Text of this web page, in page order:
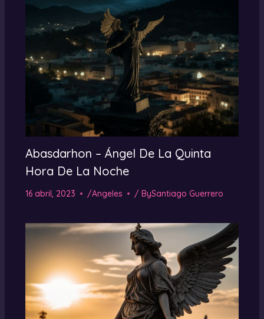
Abasdarhon – Ángel De La Quinta
Hora De La Noche
16 abril, 2023 /Angeles / BySantiago Guerrero